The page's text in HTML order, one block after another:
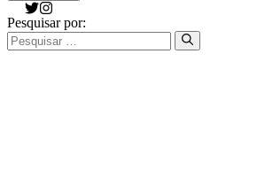
Pesquisar por: